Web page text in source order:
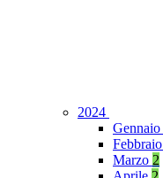
2024
Gennaio
Febbraio
Marzo 2